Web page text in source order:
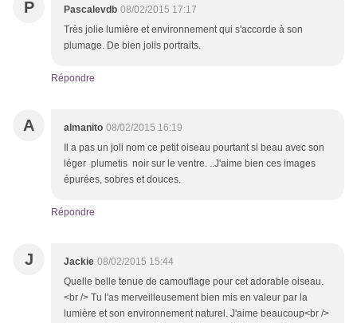
P Pascalevdb 08/02/2015 17:17
Très jolie lumière et environnement qui s'accorde à son
plumage. De bien jolis portraits.
Répondre
A almanito 08/02/2015 16:19
Il a pas un joli nom ce petit oiseau pourtant si beau avec son
léger plumetis noir sur le ventre. ..J'aime bien ces images
épurées, sobres et douces.
Répondre
J Jackie 08/02/2015 15:44
Quelle belle tenue de camouflage pour cet adorable oiseau.
<br /> Tu l'as merveilleusement bien mis en valeur par la
lumière et son environnement naturel. J'aime beaucoup<br />